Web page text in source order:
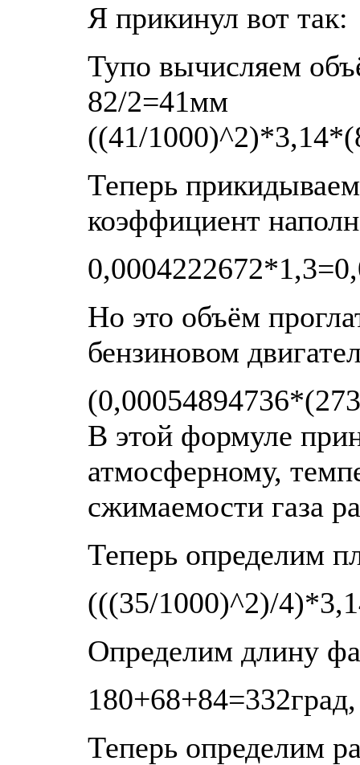
Я прикинул вот так:
Тупо вычисляем
82/2=41мм
((41/
Теперь
коэффициент
Но это объём
бензиновом
В этой формуле
атмосферному,
сжимаемости газа
Теперь определим
(((35/1000)^2)/
Определим длину
Теперь определим